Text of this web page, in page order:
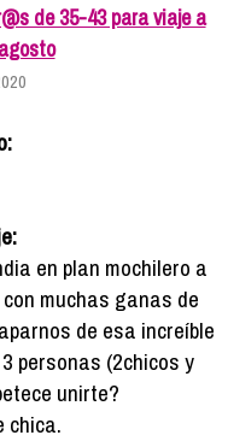
de 35-43 para viaje a
en plan mochilero a
muchas ganas de
de esa increíble
personas (2chicos y
unirte?
chica.